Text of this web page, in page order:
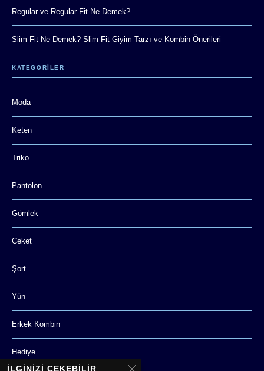
Regular ve Regular Fit Ne Demek?
Slim Fit Ne Demek? Slim Fit Giyim Tarzı ve Kombin Önerileri
KATEGORİLER
Moda
Keten
Triko
Pantolon
Gömlek
Ceket
Şort
Yün
Erkek Kombin
Hediye
İLGINIZI ÇEKEBILIR